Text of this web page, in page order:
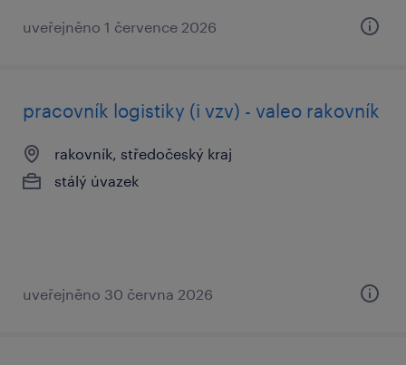
uveřejněno 1 července 2026
pracovník logistiky (i vzv) - valeo rakovník
rakovník, středočeský kraj
stálý úvazek
uveřejněno 30 června 2026